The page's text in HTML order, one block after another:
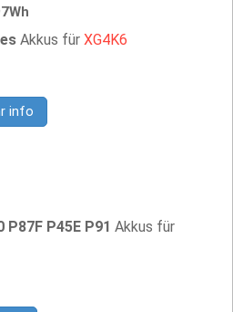
Akkus für XG4K6
info
P87F P45E P91 Akkus für